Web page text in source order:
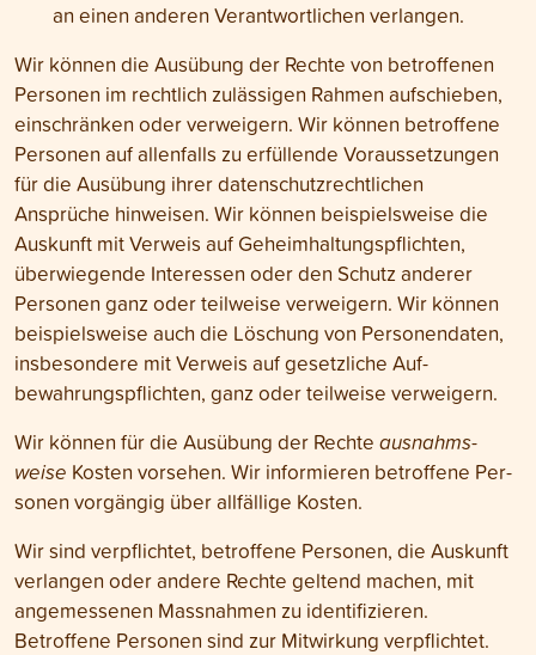
an einen anderen Verant­wortlichen verlangen.
Wir können die Ausübung der Rechte von betroffenen
Personen im recht­lich zu­lässigen Rahmen auf­schieben,
ein­schränken oder ver­weigern. Wir können betroffene
Personen auf allen­falls zu erfüllende Voraus­setzungen
für die Ausübung ihrer daten­schutz­rechtlichen
Ansprüche hinweisen. Wir können beispiels­weise die
Aus­kunft mit Ver­weis auf Geheim­haltungs­pflichten,
überwiegende Inter­essen oder den Schutz anderer
Personen ganz oder teil­weise verweigern. Wir können
beispielsweise auch die Löschung von Personen­daten,
ins­besondere mit Verweis auf gesetz­liche Auf­
bewahrungs­pflichten, ganz oder teil­weise verweigern.
Wir können für die Aus­übung der Rechte ausnahms­
weise Kosten vor­sehen. Wir infor­mieren be­troffene Per­
sonen vorgängig über all­fällige Kosten.
Wir sind ver­pflichtet, betroffene Personen, die Auskunft
ver­langen oder andere Rechte geltend machen, mit
angemessenen Mass­nahmen zu identi­fizieren.
Betroffene Personen sind zur Mit­wirkung verpflichtet.